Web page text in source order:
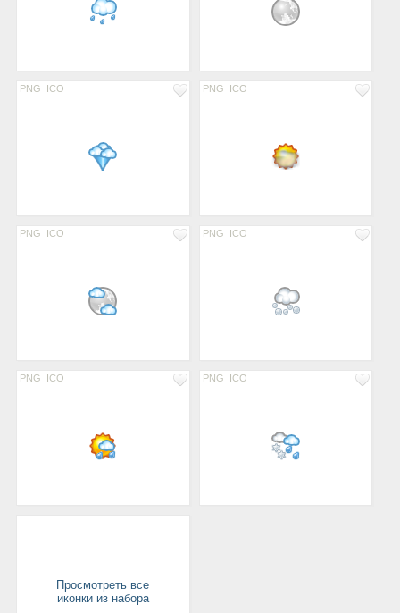
PNG ICO PNG ICO
PNG ICO PNG ICO
PNG ICO PNG ICO
Просмотреть все
иконки из набора